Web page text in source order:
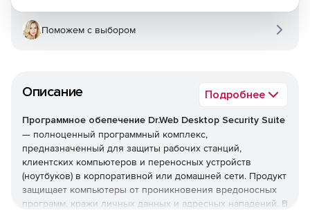
Описание Подробнее
Программное обепечение Dr.Web Desktop Security Suite
— полноценный программный комплекс,
предназначенный для защиты рабочих станций,
клиентских компьютеров и переносных устройств
(ноутбуков) в корпоративной или домашней сети. Продукт
защищает компьютеры от проникновения вредоносных
программ, кражи личных данных и адресных нападений. В
Поможем с выбором